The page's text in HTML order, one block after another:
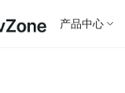
产品中心